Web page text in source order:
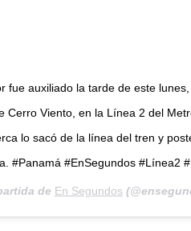
fue auxiliado la tarde de este
Cerro Viento, en la Línea 2 del
lo sacó de la línea del tren y
#Panamá #EnSegundos #Línea2
de En Segundos